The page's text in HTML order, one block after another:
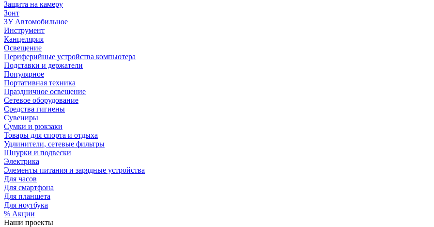
Защита на камеру
Зонт
ЗУ Автомобильное
Инструмент
Канцелярия
Освещение
Периферийные устройства компьютера
Подставки и держатели
Популярное
Портативная техника
Праздничное освещение
Сетевое оборудование
Средства гигиены
Сувениры
Сумки и рюкзаки
Товары для спорта и отдыха
Удлинители, сетевые фильтры
Шнурки и подвески
Электрика
Элементы питания и зарядные устройства
Для часов
Для смартфона
Для планшета
Для ноутбука
% Акции
Наши проекты